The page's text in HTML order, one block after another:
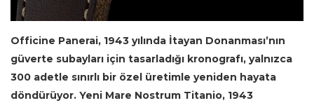
Officine Panerai, 1943 yılında İtayan Donanması’nın
güverte subayları için tasarladığı kronografı, yalnızca
300 adetle sınırlı bir özel üretimle yeniden hayata
döndürüyor. Yeni Mare Nostrum Titanio, 1943